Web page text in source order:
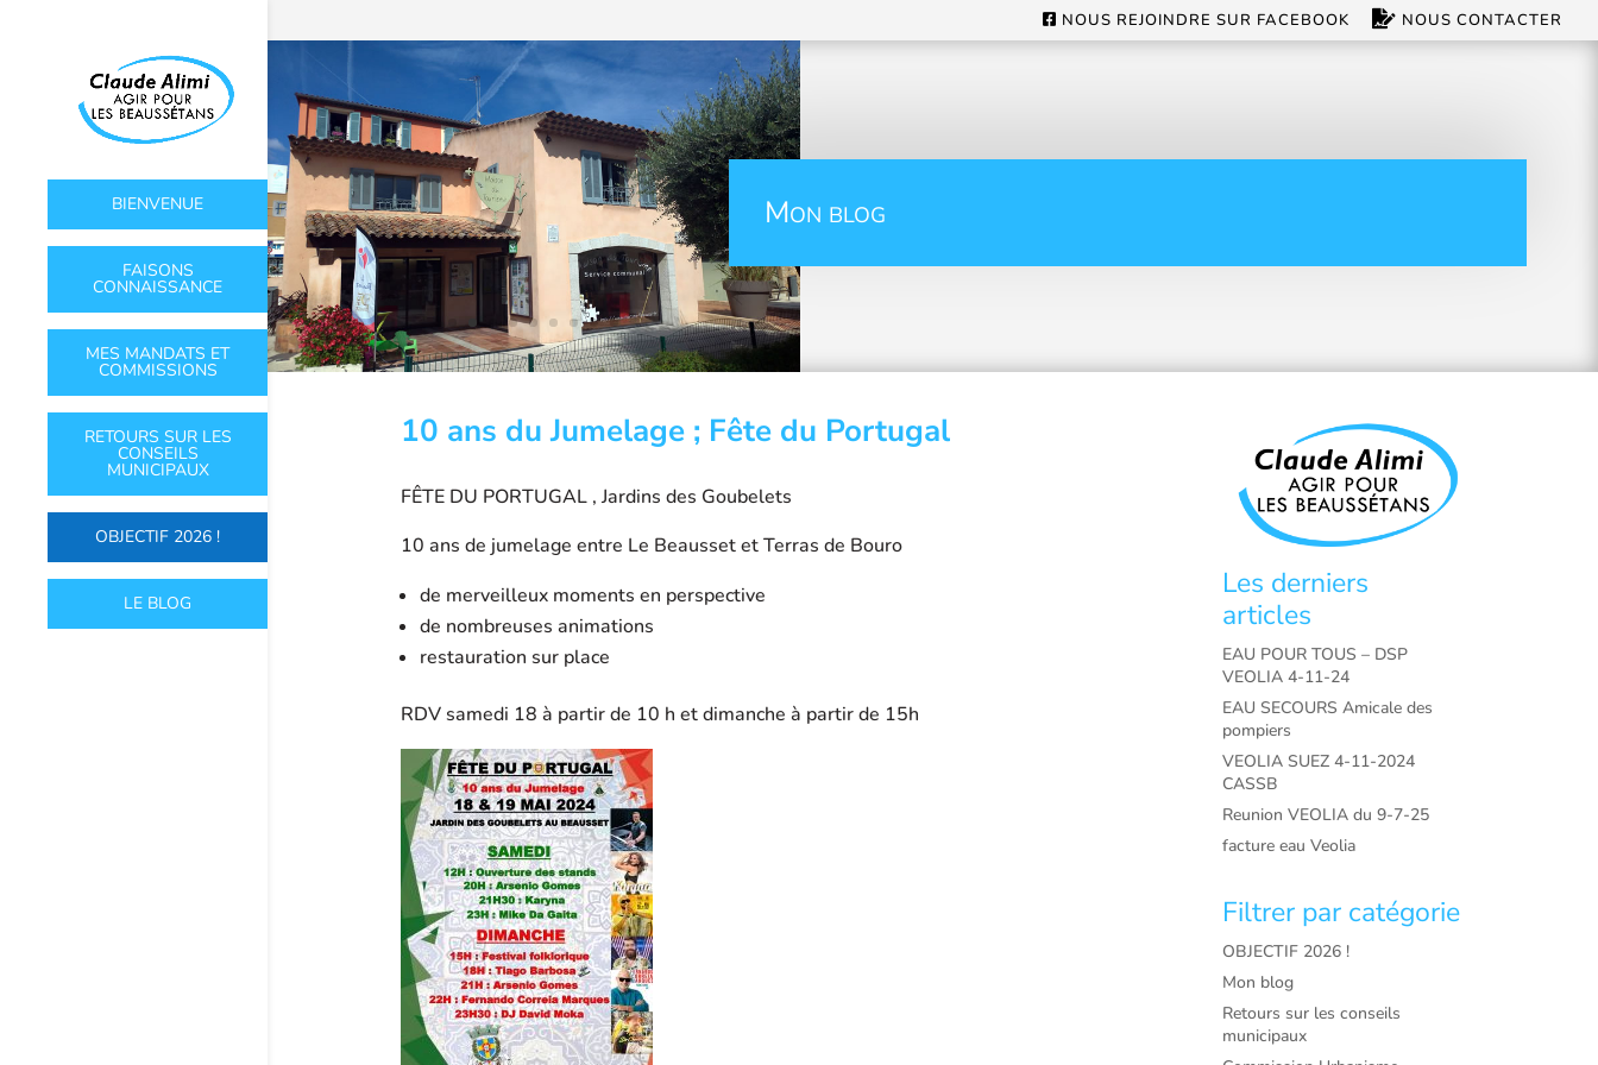
NOUS REJOINDRE SUR FACEBOOK NOUS CONTACTER
BIENVENUE
FAISONS
CONNAISSANCE
MES MANDATS ET
COMMISSIONS
RETOURS SUR LES
CONSEILS
MUNICIPAUX
OBJECTIF 2026 !
LE BLOG
Mon blog
10 ans du Jumelage ; Fête du Portugal
FÊTE DU PORTUGAL , Jardins des Goubelets
10 ans de jumelage entre Le Beausset et Terras de Bouro
de merveilleux moments en perspective
de nombreuses animations
restauration sur place
RDV samedi 18 à partir de 10 h et dimanche à partir de 15h
Les derniers
articles
EAU POUR TOUS – DSP
VEOLIA 4-11-24
EAU SECOURS Amicale des
pompiers
VEOLIA SUEZ 4-11-2024
CASSB
Reunion VEOLIA du 9-7-25
facture eau Veolia
Filtrer par catégorie
OBJECTIF 2026 !
Mon blog
Retours sur les conseils
municipaux